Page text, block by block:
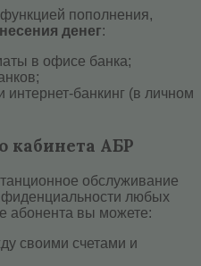
пополнения,
денег:
в офисе банка;
банкинг (в личном
кабинета АБР
обслуживание
любых
абонента вы можете:
своими счетами и